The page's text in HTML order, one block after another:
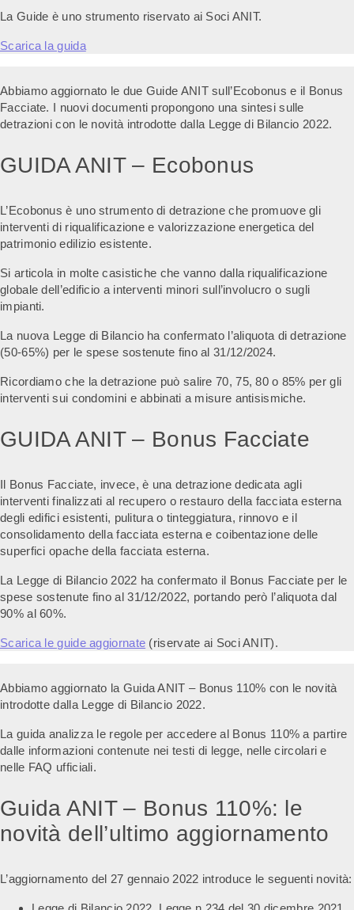
La Guide è uno strumento riservato ai Soci ANIT.
Scarica la guida
Abbiamo aggiornato le due Guide ANIT sull’Ecobonus e il Bonus
Facciate. I nuovi documenti propongono una sintesi sulle
detrazioni con le novità introdotte dalla Legge di Bilancio 2022.
GUIDA ANIT – Ecobonus
L’Ecobonus è uno strumento di detrazione che promuove gli
interventi di riqualificazione e valorizzazione energetica del
patrimonio edilizio esistente.
Si articola in molte casistiche che vanno dalla riqualificazione
globale dell’edificio a interventi minori sull’involucro o sugli
impianti.
La nuova Legge di Bilancio ha confermato l’aliquota di detrazione
(50-65%) per le spese sostenute fino al 31/12/2024.
Ricordiamo che la detrazione può salire 70, 75, 80 o 85% per gli
interventi sui condomini e abbinati a misure antisismiche.
GUIDA ANIT – Bonus Facciate
Il Bonus Facciate, invece, è una detrazione dedicata agli
interventi finalizzati al recupero o restauro della facciata esterna
degli edifici esistenti, pulitura o tinteggiatura, rinnovo e il
consolidamento della facciata esterna e coibentazione delle
superfici opache della facciata esterna.
La Legge di Bilancio 2022 ha confermato il Bonus Facciate per le
spese sostenute fino al 31/12/2022, portando però l’aliquota dal
90% al 60%.
Scarica le guide aggiornate (riservate ai Soci ANIT).
Abbiamo aggiornato la Guida ANIT – Bonus 110% con le novità
introdotte dalla Legge di Bilancio 2022.
La guida analizza le regole per accedere al Bonus 110% a partire
dalle informazioni contenute nei testi di legge, nelle circolari e
nelle FAQ ufficiali.
Guida ANIT – Bonus 110%: le
novità dell’ultimo aggiornamento
L’aggiornamento del 27 gennaio 2022 introduce le seguenti novità: